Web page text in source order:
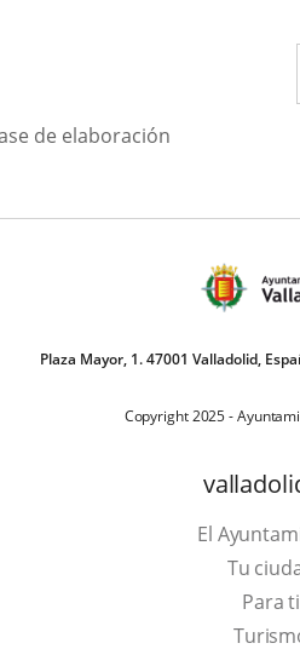
de elaboración
Plaza Mayor, 1. 47001 Valladolid,
Copyright 2025 -
El
Tu
Para ti